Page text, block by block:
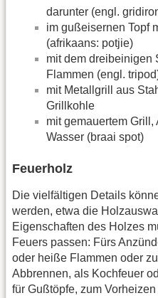
darunter (engl.
im gußeisernen Topf
(afrikaans: potjie)
mit dem dreibeinigen
Flammen (engl.
mit Metallgrill aus
Grillkohle
mit gemauertem
Wasser (braai spot)
Feuerholz
Die vielfältigen Details
werden, etwa die
Eigenschaften des Holzes
Feuers passen: Fürs
oder heiße Flammen oder
Abbrennen, als Kochfeuer
für Gußtöpfe, zum